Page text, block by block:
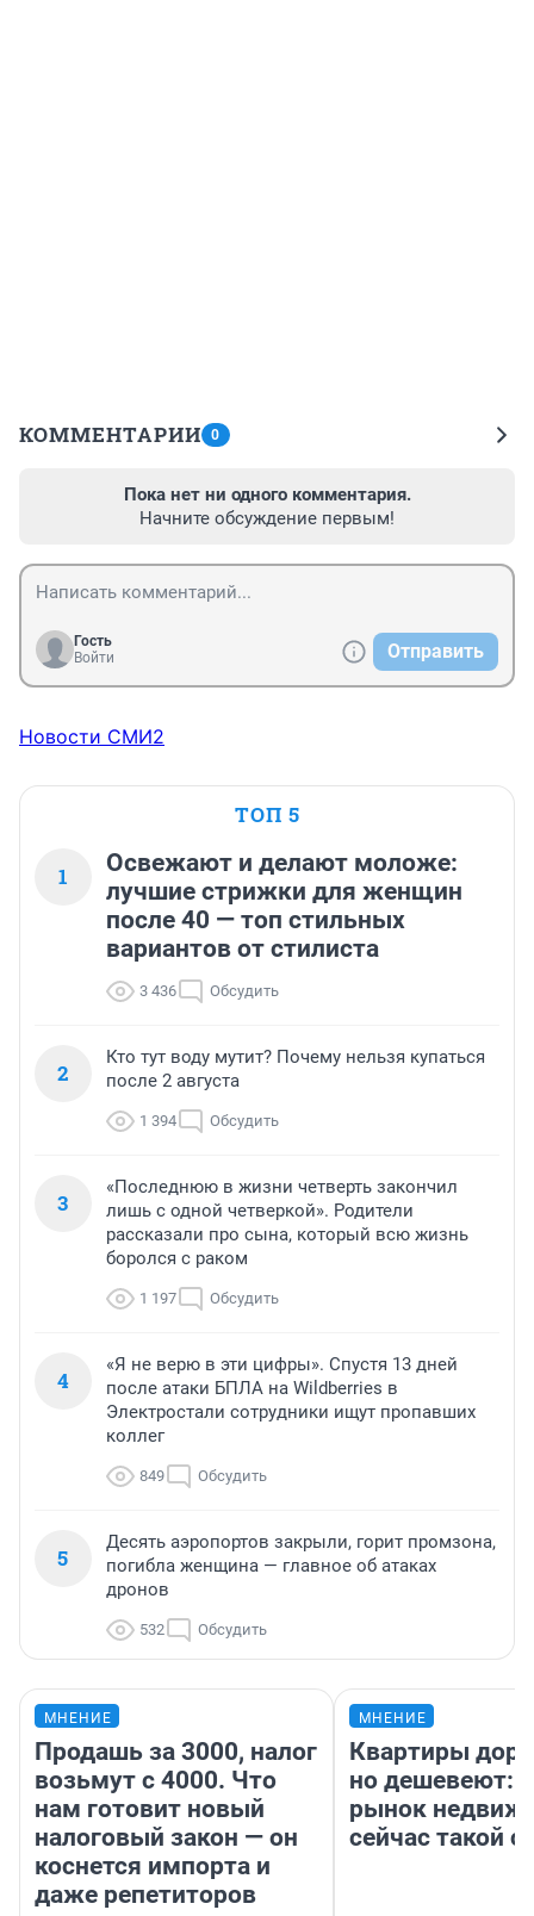
КОММЕНТАРИИ 0
Пока нет ни одного комментария.
Начните обсуждение первым!
Гость
Войти
Отправить
Новости СМИ2
ТОП 5
1
Освежают и делают моложе:
лучшие стрижки для женщин
после 40 — топ стильных
вариантов от стилиста
3 436 Обсудить
2
Кто тут воду мутит? Почему нельзя купаться
после 2 августа
1 394 Обсудить
3
«Последнюю в жизни четверть закончил
лишь с одной четверкой». Родители
рассказали про сына, который всю жизнь
боролся с раком
1 197 Обсудить
4
«Я не верю в эти цифры». Спустя 13 дней
после атаки БПЛА на Wildberries в
Электростали сотрудники ищут пропавших
коллег
849 Обсудить
5
Десять аэропортов закрыли, горит промзона,
погибла женщина — главное об атаках
дронов
532 Обсудить
МНЕНИЕ
Продашь за 3000, налог
возьмут с 4000. Что
нам готовит новый
налоговый закон — он
коснется импорта и
даже репетиторов
МНЕНИЕ
Квартиры
но дешевеют:
рынок
сейчас такой